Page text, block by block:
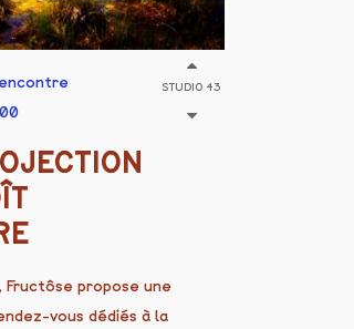
STUDIO 43
Fructôse propose une
vous dédiés à la